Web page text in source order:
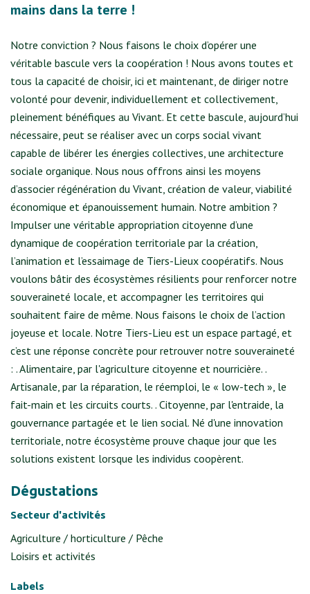
mains dans la terre !
Notre conviction ? Nous faisons le choix d’opérer une
véritable bascule vers la coopération ! Nous avons toutes et
tous la capacité de choisir, ici et maintenant, de diriger notre
volonté pour devenir, individuellement et collectivement,
pleinement bénéfiques au Vivant. Et cette bascule, aujourd’hui
nécessaire, peut se réaliser avec un corps social vivant
capable de libérer les énergies collectives, une architecture
sociale organique. Nous nous offrons ainsi les moyens
d’associer régénération du Vivant, création de valeur, viabilité
économique et épanouissement humain. Notre ambition ?
Impulser une véritable appropriation citoyenne d’une
dynamique de coopération territoriale par la création,
l’animation et l’essaimage de Tiers-Lieux coopératifs. Nous
voulons bâtir des écosystèmes résilients pour renforcer notre
souveraineté locale, et accompagner les territoires qui
souhaitent faire de même. Nous faisons le choix de l’action
joyeuse et locale. Notre Tiers-Lieu est un espace partagé, et
c’est une réponse concrète pour retrouver notre souveraineté
: . Alimentaire, par l'agriculture citoyenne et nourricière. .
Artisanale, par la réparation, le réemploi, le « low-tech », le
fait-main et les circuits courts. . Citoyenne, par l'entraide, la
gouvernance partagée et le lien social. Né d'une innovation
territoriale, notre écosystème prouve chaque jour que les
solutions existent lorsque les individus coopèrent.
Dégustations
Secteur d'activités
Agriculture / horticulture / Pêche
Loisirs et activités
Labels